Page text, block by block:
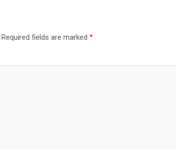
Required fields are marked *